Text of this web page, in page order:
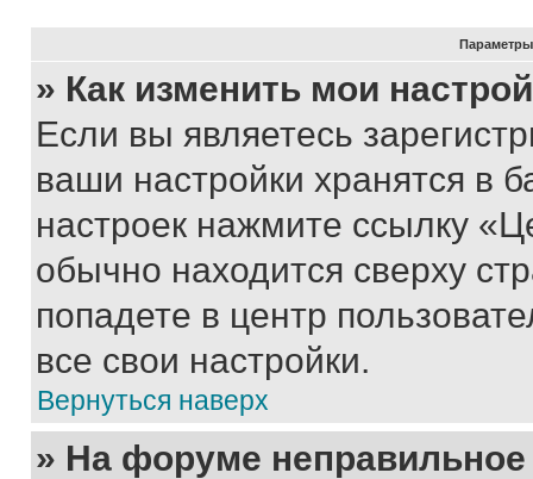
Параметры
» Как изменить мои
Если вы являетесь
ваши настройки хранятся в
настроек нажмите ссылку
обычно находится сверху
попадете в центр
все свои настройки.
Вернуться наверх
» На форуме